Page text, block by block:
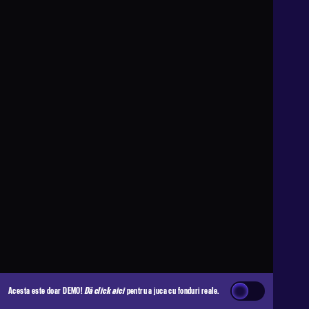
Acesta este doar DEMO!Dă click aicipentru a juca cu fonduri reale.